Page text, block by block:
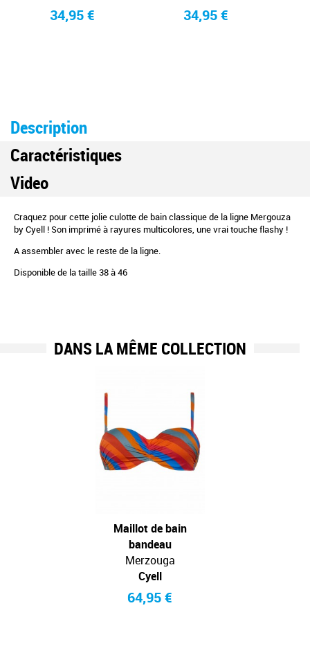
34,95 € 34,95 €
Description
Caractéristiques
Video
Craquez pour cette jolie culotte de bain classique de la ligne Mergouza
by Cyell ! Son imprimé à rayures multicolores, une vrai touche flashy !
A assembler avec le reste de la ligne.
Disponible de la taille 38 à 46
DANS LA MÊME COLLECTION
Maillot de bain
bandeau
Merzouga
Cyell
64,95 €